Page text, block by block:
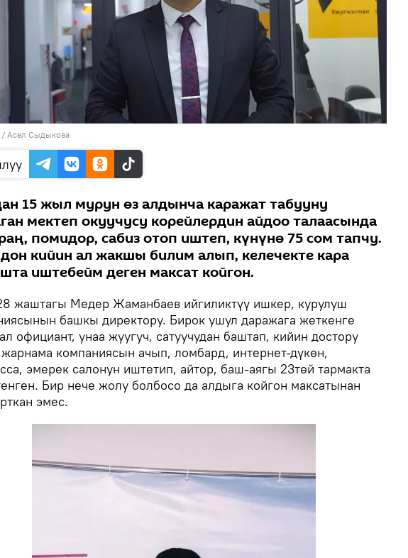
/ Асел Сыдыкова
15 жыл мурун өз алдынча каражат табууну
мектеп окуучусу корейлердин айдоо талаасында
помидор, сабиз отоп иштеп, күнүнө 75 сом тапчу.
кийин ал жакшы билим алып, келечекте кара
иштебейм деген максат койгон.
жаштагы Медер Жаманбаев ийгиликтүү ишкер, курулуш
башкы директору. Бирок ушул даражага жеткенге
официант, унаа жуугуч, сатуучудан баштап, кийин достору
компаниясын ачып, ломбард, интернет-дүкөн,
эмерек салонун иштетип, айтор, баш-аягы 23төй тармакта
Бир нече жолу болбосо да алдыга койгон максатынан
эмес.